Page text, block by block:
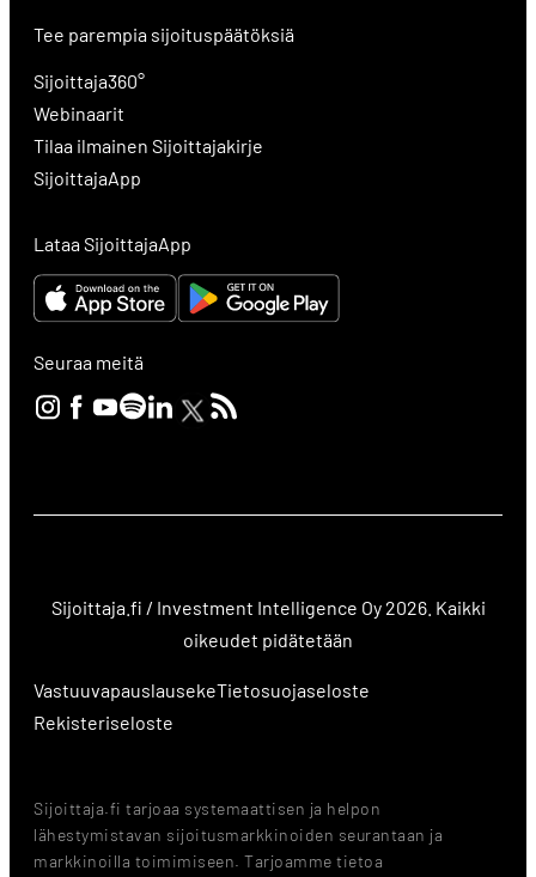
Tee parempia sijoituspäätöksiä
Sijoittaja360°
Webinaarit
Tilaa ilmainen Sijoittajakirje
SijoittajaApp
Lataa SijoittajaApp
Seuraa meitä
Sijoittaja.fi / Investment Intelligence Oy 2026. Kaikki
oikeudet pidätetään
VastuuvapauslausekeTietosuojaseloste
Rekisteriseloste
Sijoittaja.fi tarjoaa systemaattisen ja helpon
lähestymistavan sijoitusmarkkinoiden seurantaan ja
markkinoilla toimimiseen. Tarjoamme tietoa